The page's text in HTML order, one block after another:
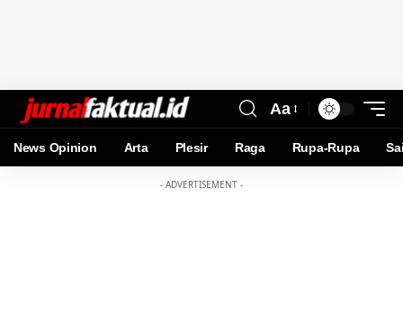
Aa
News Opinion Arta Plesir Raga Rupa-Rupa
- ADVERTISEMENT -